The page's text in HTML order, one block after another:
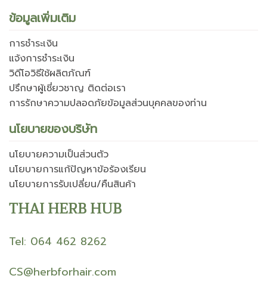
ข้อมูลเพิ่มเติม
การชำระเงิน
แจ้งการชำระเงิน
วิดีโอวิธีใช้ผลิตภัณฑ์
ปรึกษาผู้เชี่ยวชาญ ติดต่อเรา
การรักษาความปลอดภัยข้อมูลส่วนบุคคลของท่าน
นโยบายของบริษัท
นโยบายความเป็นส่วนตัว
นโยบายการแก้ปัญหาข้อร้องเรียน
นโยบายการรับเปลี่ยน/คืนสินค้า
THAI HERB HUB
Tel: 064 462 8262
CS@herbforhair.com